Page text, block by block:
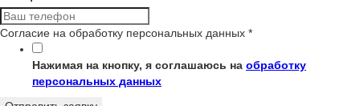
Согласие на обработку персональных данных *
Нажимая на кнопку, я соглашаюсь на обработку
персональных данных